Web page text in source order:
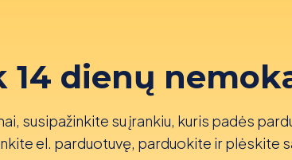
14 dienų
susipažinkite su įrankiu, kuris padės
el. parduotuvę, parduokite ir plėskite